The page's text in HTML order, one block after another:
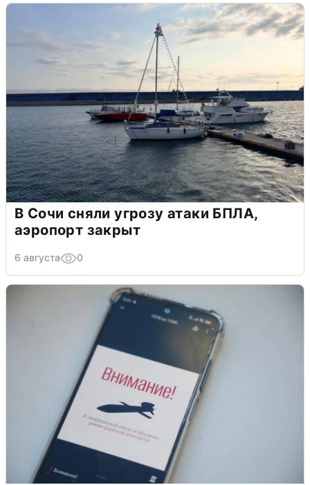
В Сочи сняли угрозу атаки БПЛА,
аэропорт закрыт
6 августа 0